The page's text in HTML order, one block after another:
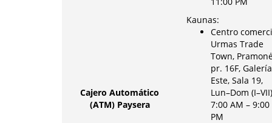
Cajero Automático
(ATM) Paysera
Kaunas:
Centro
Urmas Trade
Town,
pr. 16F, Galería
Este, Sala 19,
Lun–Dom (I–VII)
7:00 AM – 9:00
PM